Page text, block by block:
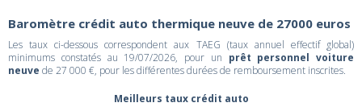
Baromètre crédit auto thermique neuve de 27000 euros
Les taux ci-dessous correspondent aux TAEG (taux annuel effectif global)
minimums constatés au 19/07/2026, pour un prêt personnel voiture
neuve de 27 000 €, pour les différentes durées de remboursement inscrites.
Meilleurs taux crédit auto